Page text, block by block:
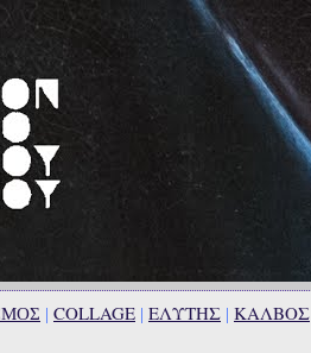
| COLLAGE | ΕΛΥΤΗΣ | ΚΑΛΒΟΣ